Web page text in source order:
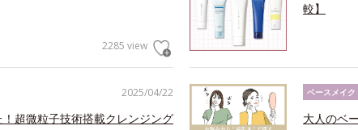
2285 view
較】
2025/04/22
超微粒子技術搭載クレンジング
ベースメイク
大人のベ